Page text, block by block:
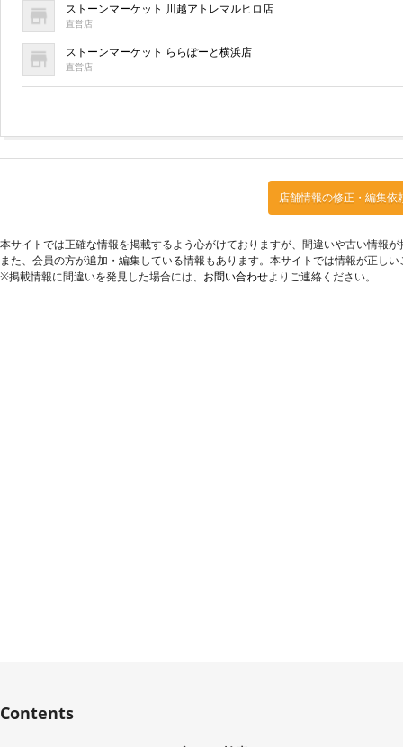
ストーンマーケット 川越アトレマルヒロ店
直営店
ストーンマーケット ららぽーと横浜店
直営店
店舗情報の修正・編集依
本サイトでは正確な情報を掲載するよう心がけておりますが、間違いや古い情報
また、会員の方が追加・編集している情報もあります。本サイトでは情報が正し
※掲載情報に間違いを発見した場合には、 お問い合わせよりご連絡ください。
Contents